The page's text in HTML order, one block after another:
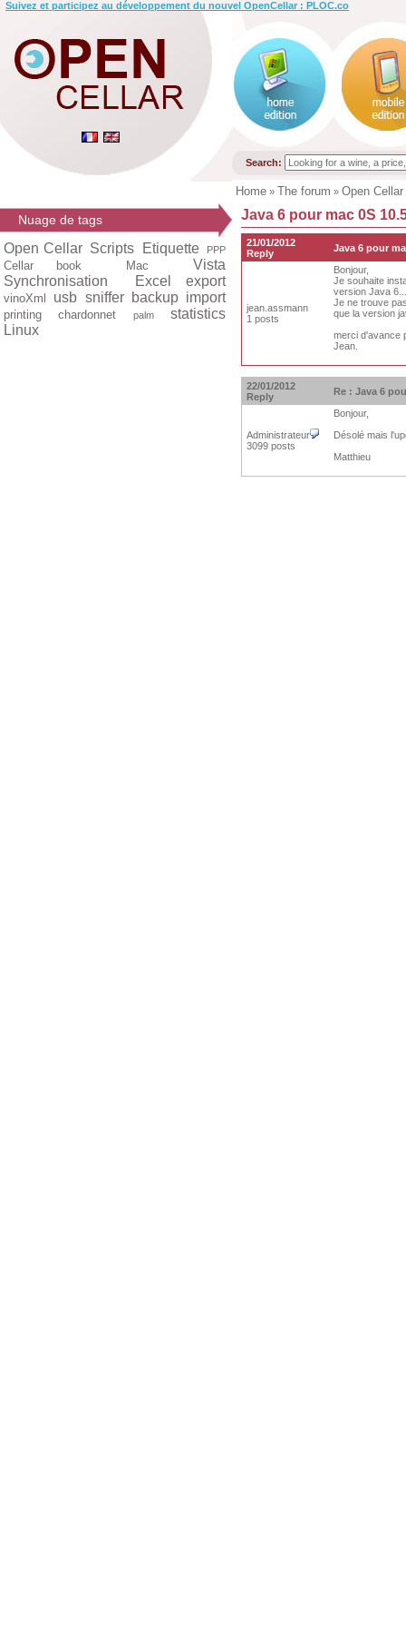
Suivez et participez au développement du nouvel OpenCellar : PLOC.co
Search:
Home » The forum » Open
Nuage de tags
Open Cellar Scripts Etiquette PPP
Cellar book Mac
Vista
Synchronisation
Excel export
vinoXml usb sniffer backup import
printing chardonnet palm
statistics
Linux
Java 6 pour mac 0S
21/01/2012
Reply
Java 6 pour
jean.assmann
1 posts
Bonjour,
Je souhaite
version Java 6...
Je ne trouve
que la version
merci d'avance
Jean.
22/01/2012
Reply
Re : Java 6
Administrateur
3099 posts
Bonjour,
Désolé mais
Matthieu